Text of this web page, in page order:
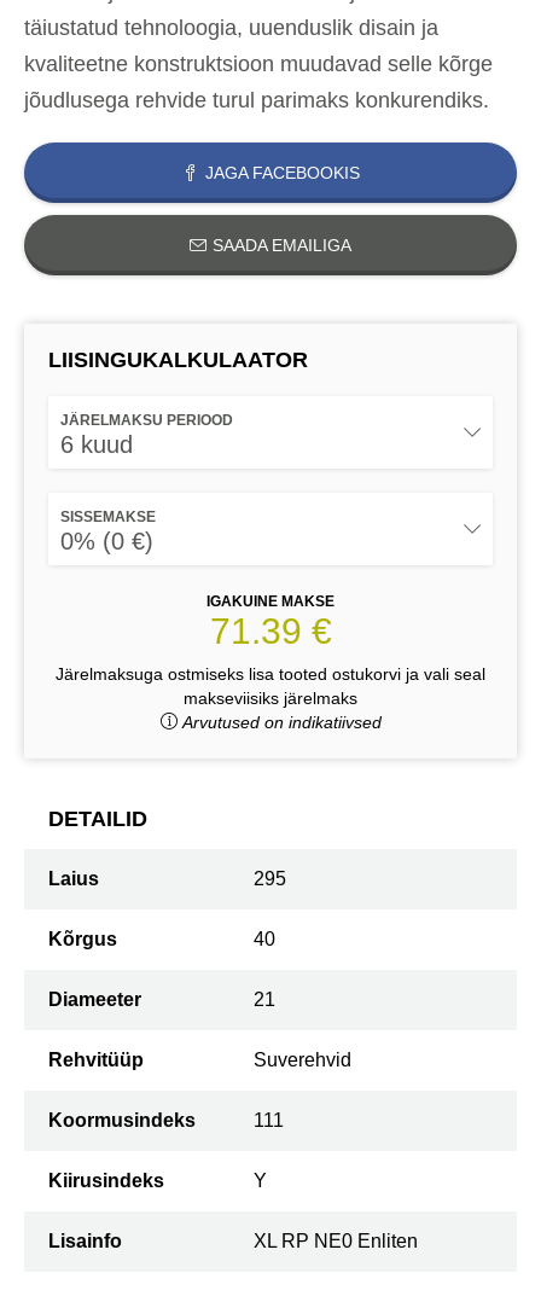
täiustatud tehnoloogia, uuenduslik disain ja
kvaliteetne konstruktsioon muudavad selle kõrge
jõudlusega rehvide turul parimaks konkurendiks.
JAGA FACEBOOKIS
SAADA EMAILIGA
LIISINGUKALKULAATOR
JÄRELMAKSU PERIOOD
6 kuud
SISSEMAKSE
0% (0 €)
IGAKUINE MAKSE
71.39 €
Järelmaksuga ostmiseks lisa tooted ostukorvi ja vali seal
makseviisiks järelmaks
Arvutused on indikatiivsed
DETAILID
Laius 295
Kõrgus 40
Diameeter 21
Rehvitüüp Suverehvid
Koormusindeks 111
Kiirusindeks Y
Lisainfo XL RP NE0 Enliten